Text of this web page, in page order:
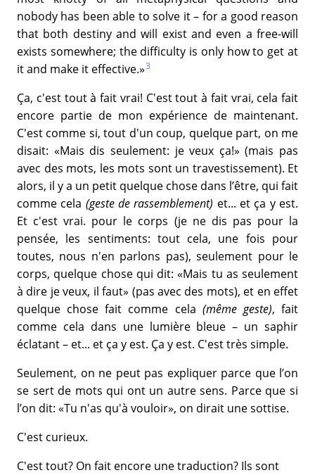
nobody has been able to solve it – for a good reason
that both destiny and will exist and even a free-will
exists somewhere; the difficulty is only how to get at
it and make it effective.»3
Ça, c'est tout à fait vrai! C'est tout à fait vrai, cela fait
encore partie de mon expérience de maintenant.
C'est comme si, tout d'un coup, quelque part, on me
disait: «Mais dis seulement: je veux ça!» (mais pas
avec des mots, les mots sont un travestissement). Et
alors, il y a un petit quelque chose dans l’être, qui fait
comme cela (geste de rassemblement) et... et ça y est.
Et c'est vrai. pour le corps (je ne dis pas pour la
pensée, les sentiments: tout cela, une fois pour
toutes, nous n'en parlons pas), seulement pour le
corps, quelque chose qui dit: «Mais tu as seulement
à dire je veux, il faut» (pas avec des mots), et en effet
quelque chose fait comme cela (même geste), fait
comme cela dans une lumière bleue – un saphir
éclatant – et... et ça y est. Ça y est. C'est très simple.
Seulement, on ne peut pas expliquer parce que l’on
se sert de mots qui ont un autre sens. Parce que si
l’on dit: «Tu n'as qu'à vouloir», on dirait une sottise.
C'est curieux.
C'est tout? On fait encore une traduction? Ils sont